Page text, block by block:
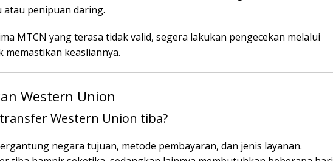
penipuan daring.
MTCN yang terasa tidak valid, segera lakukan pengecekan melalui
memastikan keasliannya.
Western Union
Western Union tiba?
negara tujuan, metode pembayaran, dan jenis layanan.